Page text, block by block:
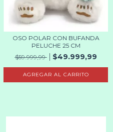
OSO POLAR CON BUFANDA
PELUCHE 25 CM
$59.999,99
$49.999,99